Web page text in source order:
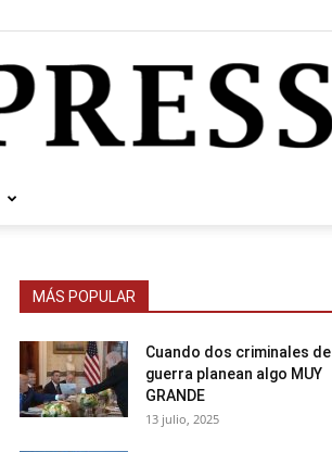
MÁS POPULAR
Cuando dos criminales de
guerra planean algo MUY
GRANDE
13 julio, 2025